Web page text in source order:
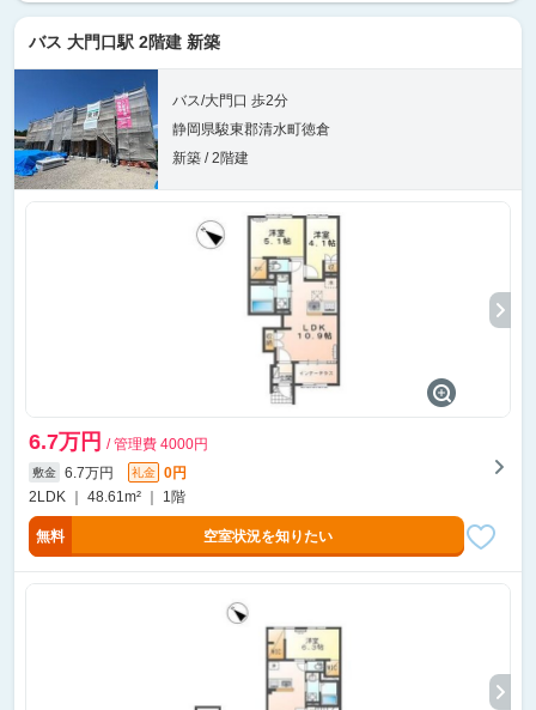
バス 大門口駅 2階建 新築
バス/大門口 歩2分
静岡県駿東郡清水町徳倉
新築 / 2階建
6.7万円 / 管理費 4000円
敷金 6.7万円 礼金
0円
2LDK ｜ 48.61m² ｜ 1階
無料 空室状況を知りたい